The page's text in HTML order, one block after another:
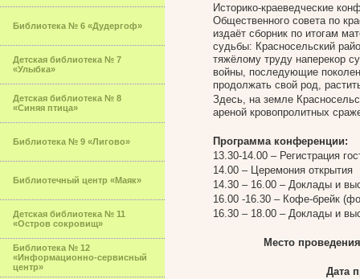
Библиотека № 6 «Дудергоф»
Детская библиотека № 7
«Улыбка»
Детская библиотека № 8
«Синяя птица»
Библиотека № 9 «Лигово»
Библиотечный центр «Маяк»
Детская библиотека № 11
«Остров сокровищ»
Библиотека № 12
«Информационно-сервисный
центр»
Историко-краеведческие
Общественного совета по
издаёт сборник по итогам
судьбы: Красносельский
тяжёлому труду наперекор
войны, последующие
продолжать свой род,
Здесь, на земле
ареной кровопролитных
Программа конференции:
13.30-14.00 – Регистрация
14.00 – Церемония открытия
14.30 – 16.00 – Доклады и
16.00 -16.30 – Кофе-брейк
16.30 – 18.00 – Доклады и
Место проведения
Дата